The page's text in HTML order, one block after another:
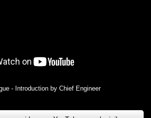
- Introduction by Chief Engineer